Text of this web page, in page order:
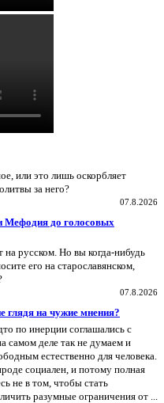
или это лишь оскорбляет
за него?
07.8.2026
Мефодия до голосовых
на русском. Но вы когда-нибудь
его на старославянском,
07.8.2026
глядя на чужие мнения?
по инерции соглашались с
самом деле так не думаем и
естественно для человека.
социален, и потому полная
не в том, чтобы стать
разумные ограничения от ...